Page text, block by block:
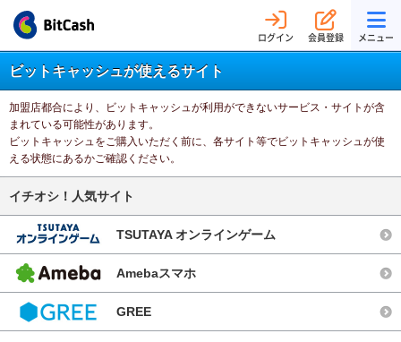
ログイン 会員登録 メニュー
ビットキャッシュが使えるサイト
加盟店都合により、ビットキャッシュが利用ができないサービス・サイトが含
まれている可能性があります。
ビットキャッシュをご購入いただく前に、各サイト等でビットキャッシュが使
える状態にあるかご確認ください。
イチオシ！人気サイト
TSUTAYA オンラインゲーム
Amebaスマホ
GREE